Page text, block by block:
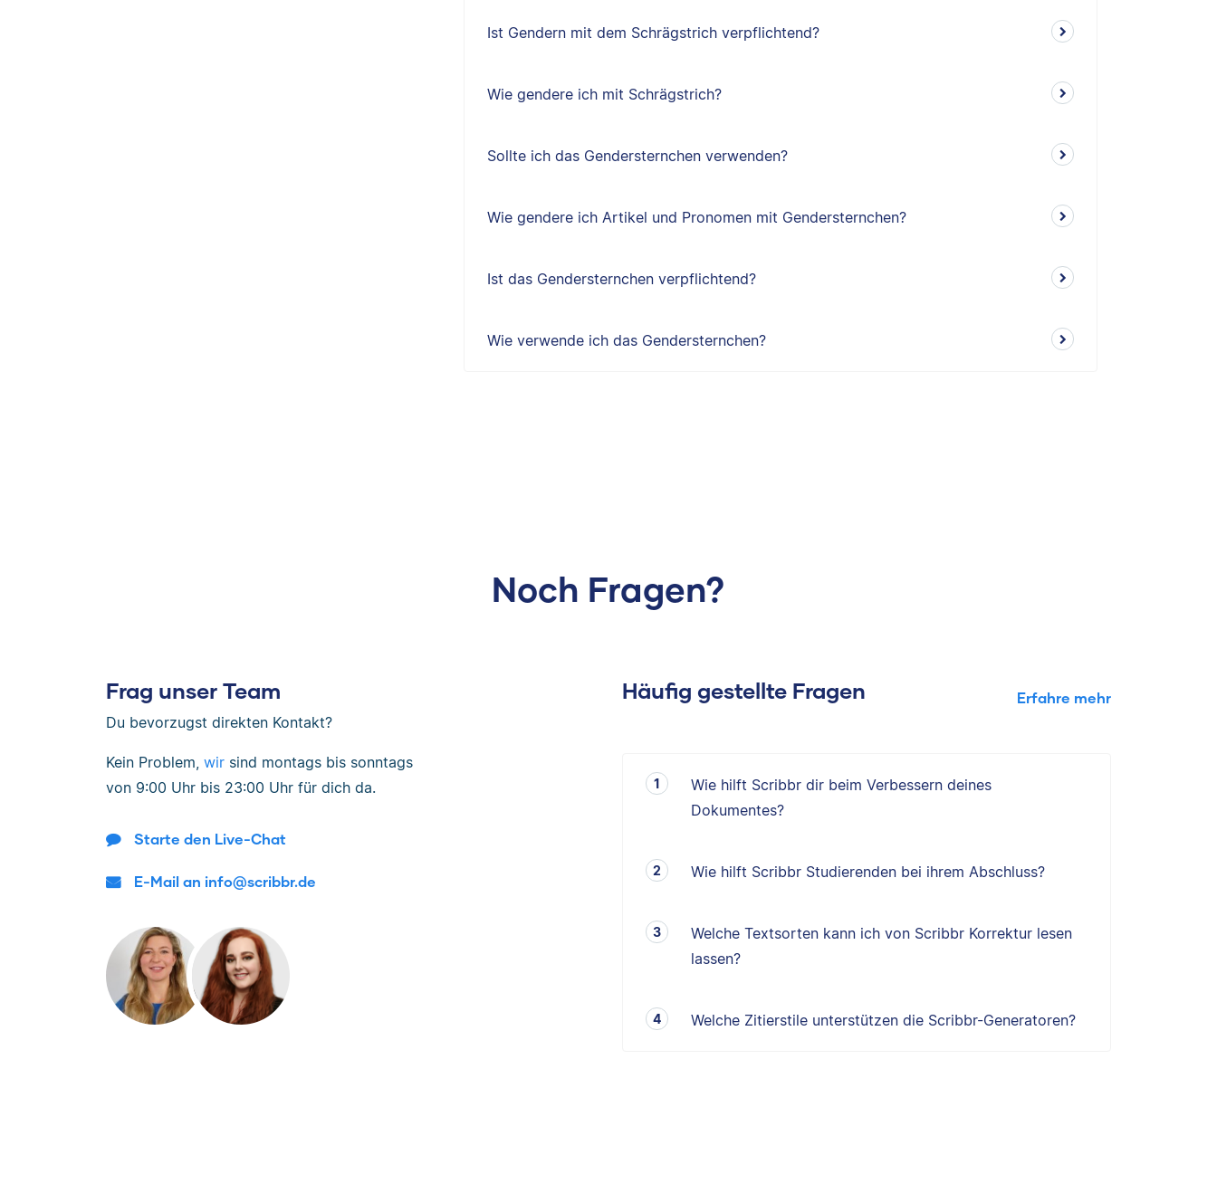
Ist Gendern mit dem Schrägstrich verpflichtend?
Wie gendere ich mit Schrägstrich?
Sollte ich das Gendersternchen verwenden?
Wie gendere ich Artikel und Pronomen mit Gendersternchen?
Ist das Gendersternchen verpflichtend?
Wie verwende ich das Gendersternchen?
Noch Fragen?
Frag unser Team
Du bevorzugst direkten Kontakt?
Kein Problem, wir sind montags bis sonntags
von 9:00 Uhr bis 23:00 Uhr für dich da.
Starte den Live-Chat
E-Mail an info@scribbr.de
Häufig gestellte Fragen Erfahre mehr
Wie hilft Scribbr dir beim Verbessern deines
Dokumentes?
Wie hilft Scribbr Studierenden bei ihrem Abschluss?
Welche Textsorten kann ich von Scribbr Korrektur lesen
lassen?
Welche Zitierstile unterstützen die Scribbr-Generatoren?